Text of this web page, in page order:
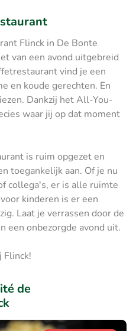
Flinck in De Bonte
van een avond uitgebreid
vind je een
en koude gerechten. En
Dankzij het All-You-
waar jij op dat moment
is ruim opgezet en
toegankelijk aan. Of je nu
collega's, er is alle ruimte
kinderen is er een
Laat je verrassen door de
een onbezorgde avond uit.
Flinck!
de